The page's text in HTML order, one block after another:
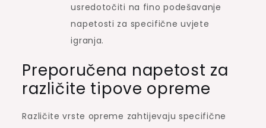
usredotočiti na fino podešavanje
napetosti za specifične uvjete
igranja.
Preporučena napetost za
različite tipove opreme
Različite vrste opreme zahtijevaju specifične